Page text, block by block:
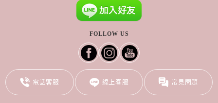
FOLLOW US
電話客服 線上客服 常見問題